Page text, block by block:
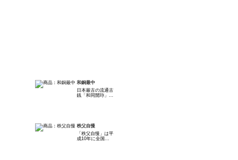
和銅最中
日本最古の流通古
銭「和同開珎」...
秩父自慢
「秩父自慢」は平
成10年に全国...